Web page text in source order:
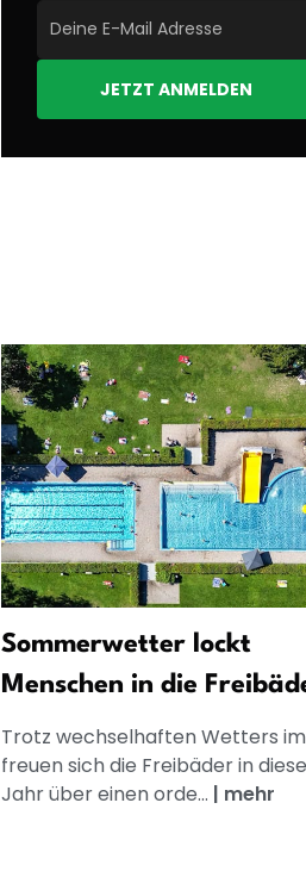
JETZT ANMELDEN
Sommerwetter lockt
Menschen in die
Trotz wechselhaften Wetters
freuen sich die Freibäder in
Jahr über einen orde... | mehr